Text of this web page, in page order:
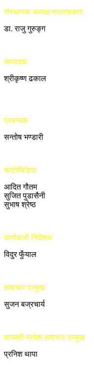
संस्थापक अध्यक्ष/सल्लाहकार
डा. राजु गुरुङ्ग
सम्पादक
श्रीकृष्ण ढकाल
प्रबन्धक
सन्तोष भण्डारी
मल्टीमिडिया
आदित गौतम
सुजित पुडासैनी
सुभाष श्रेष्ठ
कार्यकारी निर्देशक
विदुर फुँयाल
समाचार प्रमुख
सुजन बज्रचार्य
बागमती प्रदेश समाचार प्रमुख
प्रनिश थापा